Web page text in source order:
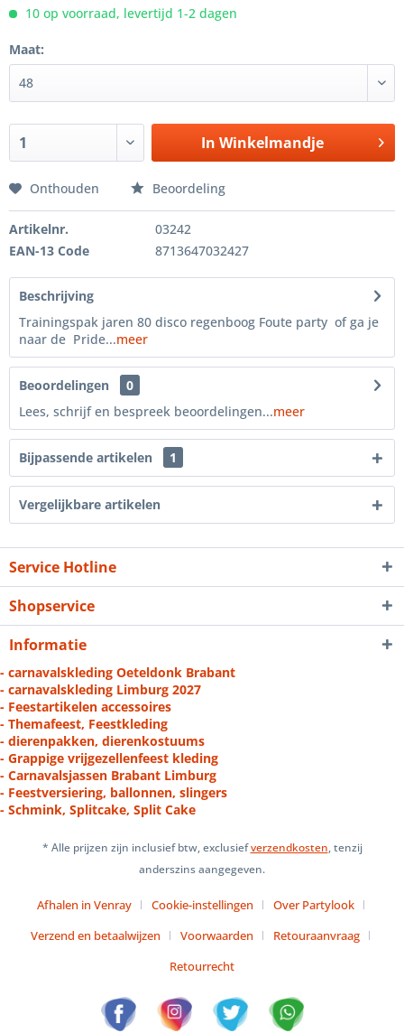
10 op voorraad, levertijd 1-2 dagen
Maat:
In Winkelmandje
Onthouden Beoordeling
Artikelnr.
03242
EAN-13 Code
8713647032427
Beschrijving
Trainingspak jaren 80 disco regenboog Foute party of ga je
naar de Pride...meer
Beoordelingen
0
Lees, schrijf en bespreek beoordelingen...meer
Bijpassende artikelen 1
Vergelijkbare artikelen
Service Hotline
Shopservice
Informatie
- carnavalskleding Oeteldonk Brabant
- carnavalskleding Limburg 2027
- Feestartikelen accessoires
- Themafeest, Feestkleding
- dierenpakken, dierenkostuums
- Grappige vrijgezellenfeest kleding
- Carnavalsjassen Brabant Limburg
- Feestversiering, ballonnen, slingers
- Schmink, Splitcake, Split Cake
* Alle prijzen zijn inclusief btw, exclusiefverzendkosten, tenzij
anderszins aangegeven.
Afhalen in Venray Cookie-instellingen
Over Partylook
Verzend en betaalwijzen
Voorwaarden
Retouraanvraag
Retourrecht